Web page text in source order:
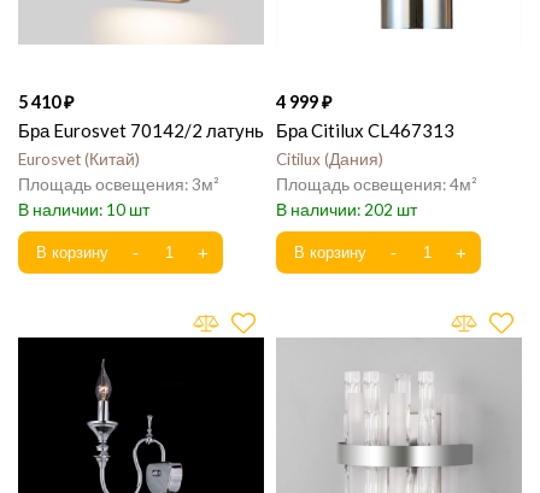
5 410
Бра Eurosvet 70142/2 латунь
Eurosvet Китай
3
10
4 999
Бра Citilux CL467313
Citilux Дания
4
202